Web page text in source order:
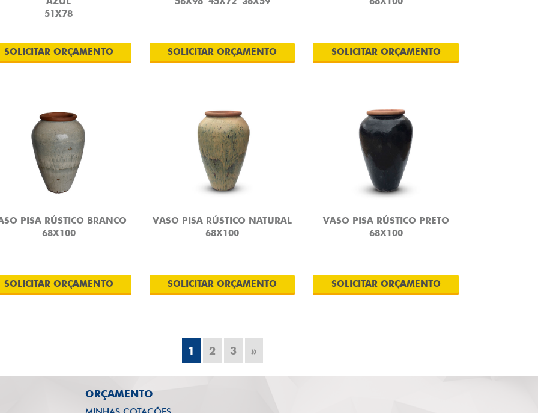
51X78
SOLICITAR ORÇAMENTO SOLICITAR ORÇAMENTO SOLICITAR ORÇAMENTO
PISA RÚSTICO BRANCO
68X100
SOLICITAR ORÇAMENTO
VASO PISA RÚSTICO NATURAL
68X100
SOLICITAR ORÇAMENTO
VASO PISA RÚSTICO PRETO
68X100
SOLICITAR ORÇAMENTO
1 2 3 »
ORÇAMENTO